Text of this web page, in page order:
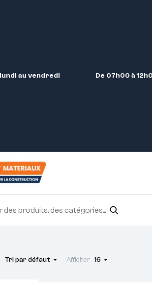
au vendredi De 07h00 à
Tri par défaut Afficher 16